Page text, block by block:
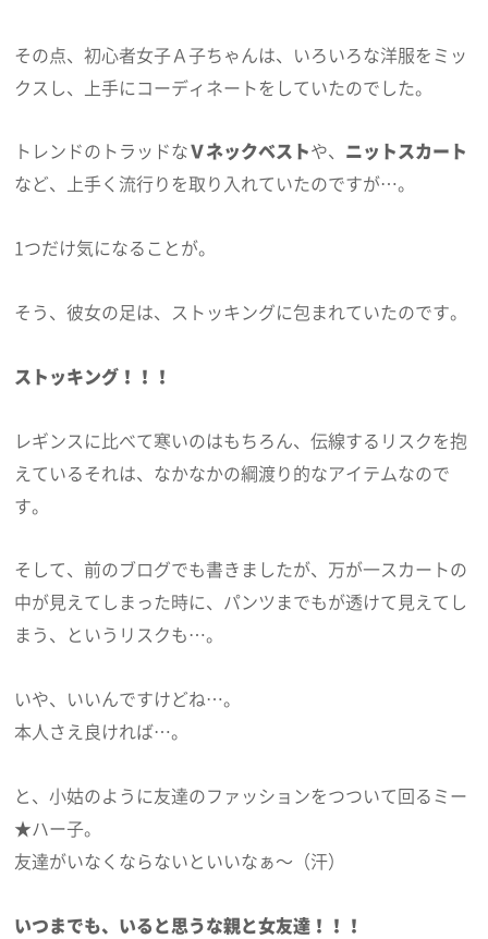
その点、初心者女子Ａ子ちゃんは、いろいろな洋服をミッ
クスし、上手にコーディネートをしていたのでした。
トレンドのトラッドなＶネックベストや、 ニットスカート
など、上手く流行りを取り入れていたのですが…。
1つだけ気になることが。
そう、彼女の足は、ストッキングに包まれていたのです。
ストッキング！！！
レギンスに比べて寒いのはもちろん、伝線するリスクを抱
えているそれは、なかなかの綱渡り的なアイテムなので
す。
そして、前のブログでも書きましたが、万が一スカートの
中が見えてしまった時に、パンツまでもが透けて見えてし
まう、というリスクも…。
いや、いいんですけどね…。
本人さえ良ければ…。
と、小姑のように友達のファッションをつついて回るミー
★ハー子。
友達がいなくならないといいなぁ～（汗）
いつまでも、いると思うな親と女友達！！！